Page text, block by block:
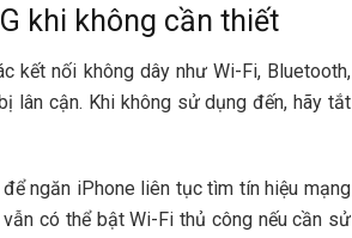
khi không cần thiết
kết nối không dây như Wi-Fi, Bluetooth,
lân cận. Khi không sử dụng đến, hãy tắt
ngăn iPhone liên tục tìm tín hiệu mạng
có thể bật Wi-Fi thủ công nếu cần sử